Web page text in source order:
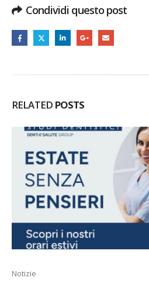
Condividi questo post
RELATED POSTS
Notizie